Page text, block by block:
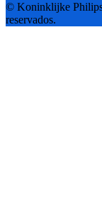
© Koninklijke Philips
reservados.